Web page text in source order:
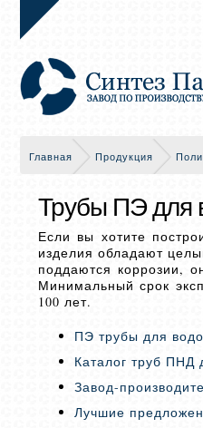
Главная Продукция
Трубы ПЭ для
Если вы хотите
изделия обладают
поддаются коррозии,
Минимальный срок
100 лет.
ПЭ трубы для
Каталог труб ПНД
Завод-
Лучшие